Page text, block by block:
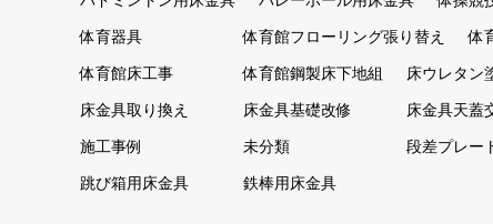
体育器具 体育館フローリング張り替え 体
体育館床工事 体育館鋼製床下地組 床ウレタン
床金具取り換え 床金具基礎改修 床金具天蓋
施工事例 未分類 段差プレー
跳び箱用床金具 鉄棒用床金具